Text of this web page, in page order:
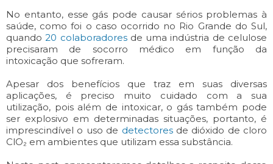
No entanto, esse gás pode causar sérios problemas à
saúde, como foi o caso ocorrido no Rio Grande do Sul,
quando20 colaboradoresde uma indústria de celulose
precisaram de socorro médico em função da
intoxicação que sofreram.
Apesar dos benefícios que traz em suas diversas
aplicações, é preciso muito cuidado com a sua
utilização, pois além de intoxicar, o gás também pode
ser explosivo em determinadas situações, portanto, é
imprescindível o uso de detectoresde dióxido de cloro
ClO₂ em ambientes que utilizam essa substância.